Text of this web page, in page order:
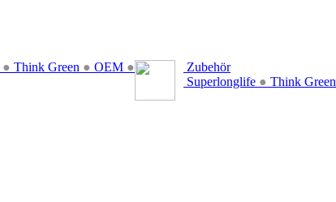
● Think Green ● OEM ●
Zubehör
Superlonglife ● Think Green